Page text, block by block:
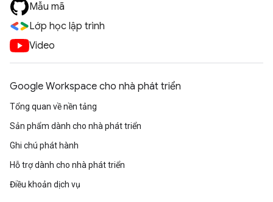
Mẫu mã
Lớp học lập trình
Video
Google Workspace cho nhà phát triển
Tổng quan về nền tảng
Sản phẩm dành cho nhà phát triển
Ghi chú phát hành
Hỗ trợ dành cho nhà phát triển
Điều khoản dịch vụ